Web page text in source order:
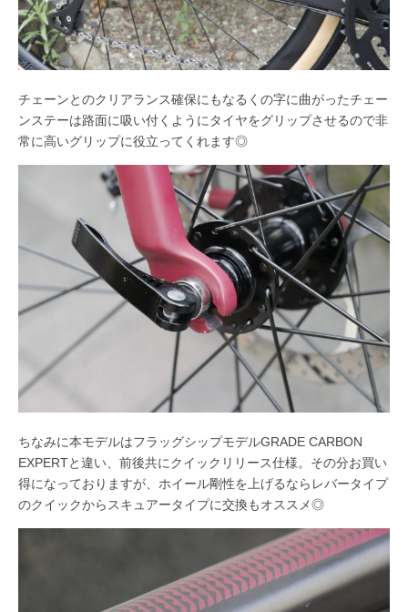
チェーンとのクリアランス確保にもなるくの字に曲がったチェー
ンステーは路面に吸い付くようにタイヤをグリップさせるので非
常に高いグリップに役立ってくれます◎
ちなみに本モデルはフラッグシップモデルGRADE CARBON
EXPERTと違い、前後共にクイックリリース仕様。その分お買い
得になっておりますが、ホイール剛性を上げるならレバータイプ
のクイックからスキュアータイプに交換もオススメ◎